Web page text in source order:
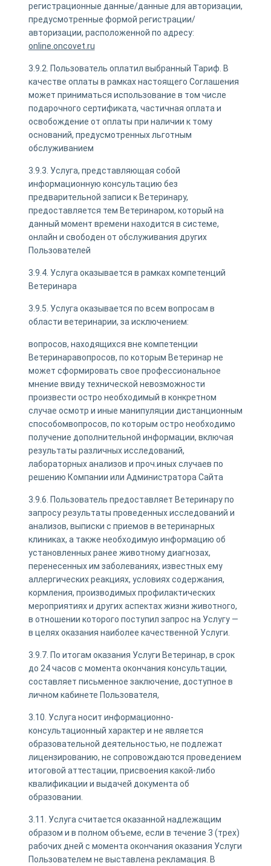
регистрационные данные/данные для авторизации,
предусмотренные формой регистрации/
авторизации, расположенной по адресу:
online.oncovet.ru
3.9.2. Пользователь оплатил выбранный Тариф. В
качестве оплаты в рамках настоящего Соглашения
может приниматься использование в том числе
подарочного сертификата, частичная оплата и
освобождение от оплаты при наличии к тому
оснований, предусмотренных льготным
обслуживанием
3.9.3. Услуга, представляющая собой
информационную консультацию без
предварительной записи к Ветеринару,
предоставляется тем Ветеринаром, который на
данный момент времени находится в системе,
онлайн и свободен от обслуживания других
Пользователей
3.9.4. Услуга оказывается в рамках компетенций
Ветеринара
3.9.5. Услуга оказывается по всем вопросам в
области ветеринарии, за исключением:
вопросов, находящихся вне компетенции
Ветеринаравопросов, по которым Ветеринар не
может сформировать свое профессиональное
мнение ввиду технической невозможности
произвести остро необходимый в конкретном
случае осмотр и иные манипуляции дистанционным
способомвопросов, по которым остро необходимо
получение дополнительной информации, включая
результаты различных исследований,
лабораторных анализов и проч.иных случаев по
решению Компании или Администратора Сайта
3.9.6. Пользователь предоставляет Ветеринару по
запросу результаты проведенных исследований и
анализов, выписки с приемов в ветеринарных
клиниках, а также необходимую информацию об
установленных ранее животному диагнозах,
перенесенных им заболеваниях, известных ему
аллергических реакциях, условиях содержания,
кормления, производимых профилактических
мероприятиях и других аспектах жизни животного,
в отношении которого поступил запрос на Услугу —
в целях оказания наиболее качественной Услуги.
3.9.7. По итогам оказания Услуги Ветеринар, в срок
до 24 часов с момента окончания консультации,
составляет письменное заключение, доступное в
личном кабинете Пользователя,
3.10. Услуга носит информационно-
консультационный характер и не является
образовательной деятельностью, не подлежат
лицензированию, не сопровождаются проведением
итоговой аттестации, присвоения какой-либо
квалификации и выдачей документа об
образовании.
3.11. Услуга считается оказанной надлежащим
образом и в полном объеме, если в течение 3 (трех)
рабочих дней с момента окончания оказания Услуги
Пользователем не выставлена рекламация. В